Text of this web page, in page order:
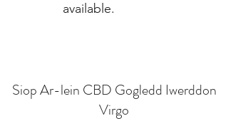
available.
Siop Ar-lein CBD Gogledd Iwerddon
Virgo